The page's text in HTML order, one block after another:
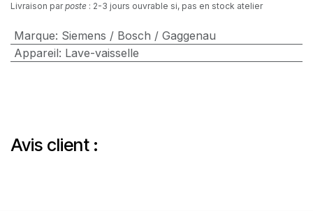
Livraison parposte : 2-3 jours ouvrable si, pas en stock atelier
Marque: Siemens / Bosch / Gaggenau
Appareil: Lave-vaisselle
Avis client :